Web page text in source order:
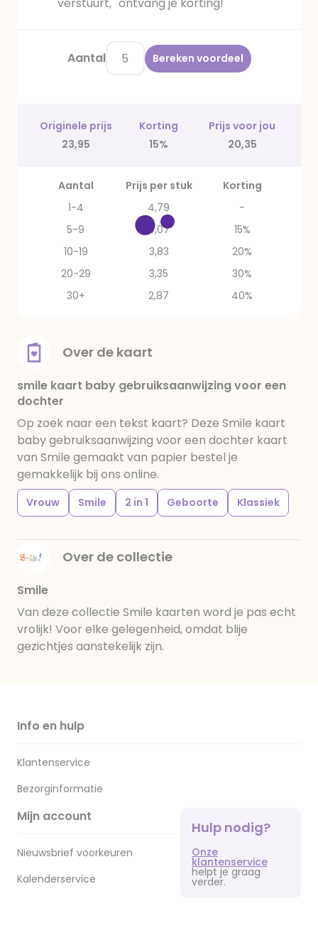
Aantal Bereken voordeel
Originele prijs Korting
Prijs voor jou
23,95
15% 20,35
Aantal Prijs per stuk
Korting
1-4
4,79
-
5-9
4,07
15%
10-19
3,83
20%
20-29
3,35
30%
30+
2,87 40%
Over de kaart
smile kaart baby gebruiksaanwijzing voor een
dochter
Op zoek naar een tekst kaart? Deze Smile kaart
baby gebruiksaanwijzing voor een dochter kaart
van Smile gemaakt van papier bestel je
gemakkelijk bij ons online.
Vrouw Smile 2 in 1 Geboorte Klassiek
Over de collectie
Smile
Van deze collectie Smile kaarten word je pas echt
vrolijk! Voor elke gelegenheid, omdat blije
gezichtjes aanstekelijk zijn.
Info en hulp
Klantenservice
Bezorginformatie
Mijn account
Nieuwsbrief voorkeuren
Kalenderservice
Hulp nodig?
Onze
klantenservice
helpt je graag
verder.